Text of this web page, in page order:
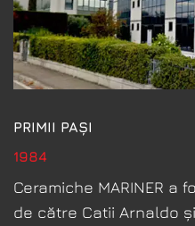
PRIMII PAȘI
1984
Ceramiche MARINER a
de către Catii Arnaldo
✓ Showroom în Timișoara
Oferta lunii august se
24 17
VORBEȘTE